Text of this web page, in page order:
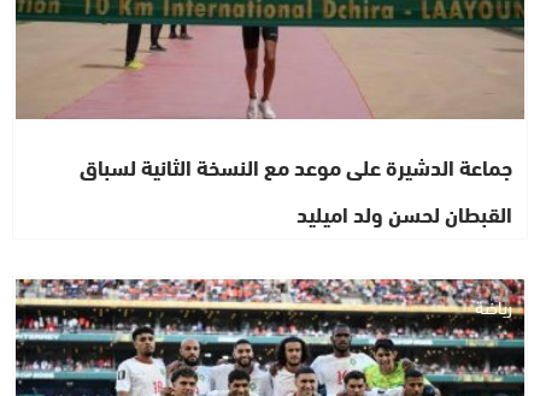
جماعة الدشيرة على موعد مع النسخة الثانية لسباق
القبطان لحسن ولد اميليد
رياضة